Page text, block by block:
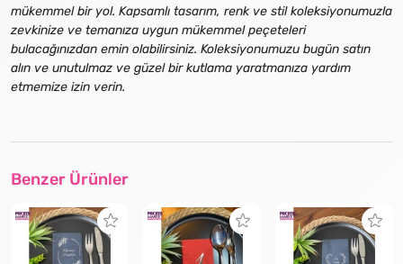
mükemmel bir yol. Kapsamlı tasarım, renk ve stil koleksiyonumuzla
zevkinize ve temanıza uygun mükemmel peçeteleri
bulacağınızdan emin olabilirsiniz. Koleksiyonumuzu bugün satın
alın ve unutulmaz ve güzel bir kutlama yaratmanıza yardım
etmemize izin verin.
Benzer Ürünler